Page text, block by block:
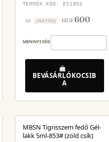
TERMÉK KÓD: 851856
ÁR [NETTO] HUF600
MENNYISÉG
BEVÁSÁRLÓKOCSIB
A
MBSN Tigrisszem fedő Gél-
lakk 5ml-853# (zöld csík)